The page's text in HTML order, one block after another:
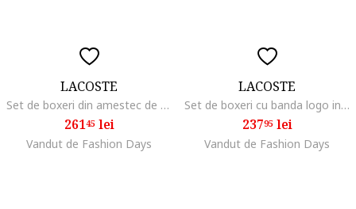
LACOSTE
Set de boxeri din amestec de bumbac cu logo - 3 perechi, Alb/Verde/Albastru inchis
26145lei
Vandut de Fashion Days
LACOSTE
Set de boxeri cu banda logo in talie - 3 perechi, Negru
23795lei
Vandut de Fashion Days